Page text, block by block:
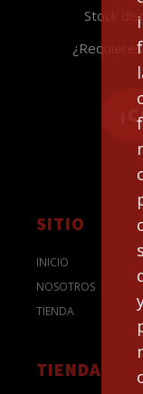
Stock
SITIO
INICIO
NOSOTROS
TIENDA
TIENDA